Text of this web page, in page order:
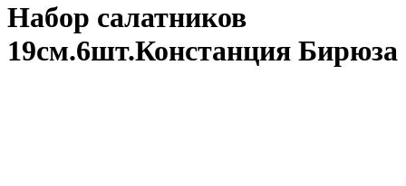
Набор салатников
19см.6шт.Констанция Бирюза